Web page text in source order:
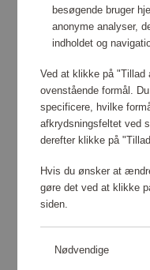
besøgende bruger
anonyme analyser,
indholdet og
Ved at klikke på
ovenstående formål.
specificere, hvilke
afkrydsningsfeltet ved
derefter klikke på
Hvis du ønsker at
gøre det ved at klikke
siden.
Nødvendige